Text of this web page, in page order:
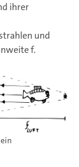
ihrer
und
f.